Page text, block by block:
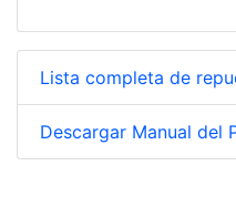
Lista completa de
Descargar Manual del